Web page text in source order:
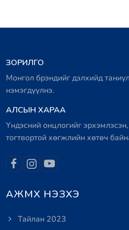
ЗОРИЛГО
Монгол брэндийг дэлхийд
нэмэгдүүлнэ.
АЛСЫН ХАРАА
Үндэсний онцлогийг
тогтвортой хөгжлийн хөтөч
АЖМХ НЭЗХЭ
Тайлан 2023